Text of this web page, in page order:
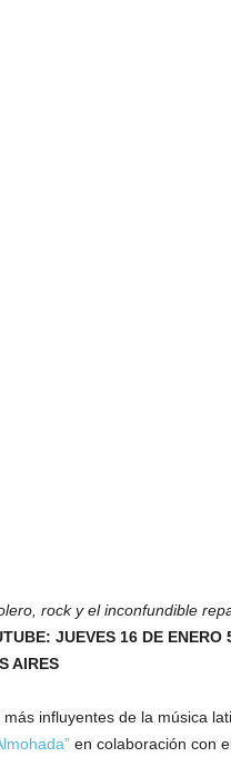
rock y el inconfundible
JUEVES 16 DE ENERO
AIRES
influyentes de la música
en colaboración con